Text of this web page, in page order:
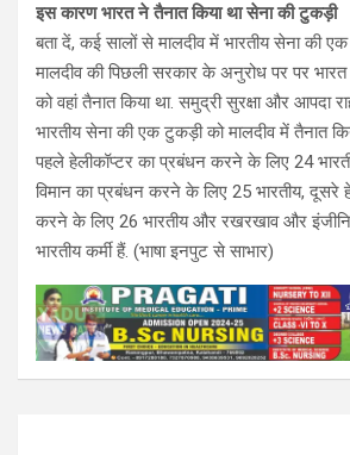
इस कारण भारत ने तैनात किया था सेना की टुकड़ी
बता दें, कई सालों से मालदीव में भारतीय सेना की
मालदीव की पिछली सरकार के अनुरोध पर पर
को वहां तैनात किया था. समुद्री सुरक्षा और आपदा
भारतीय सेना की एक टुकड़ी को मालदीव में तैनात
पहले हेलीकॉप्टर का प्रबंधन करने के लिए 24
विमान का प्रबंधन करने के लिए 25 भारतीय, दूसरे
करने के लिए 26 भारतीय और रखरखाव और
भारतीय कर्मी हैं. (भाषा इनपुट से साभार)